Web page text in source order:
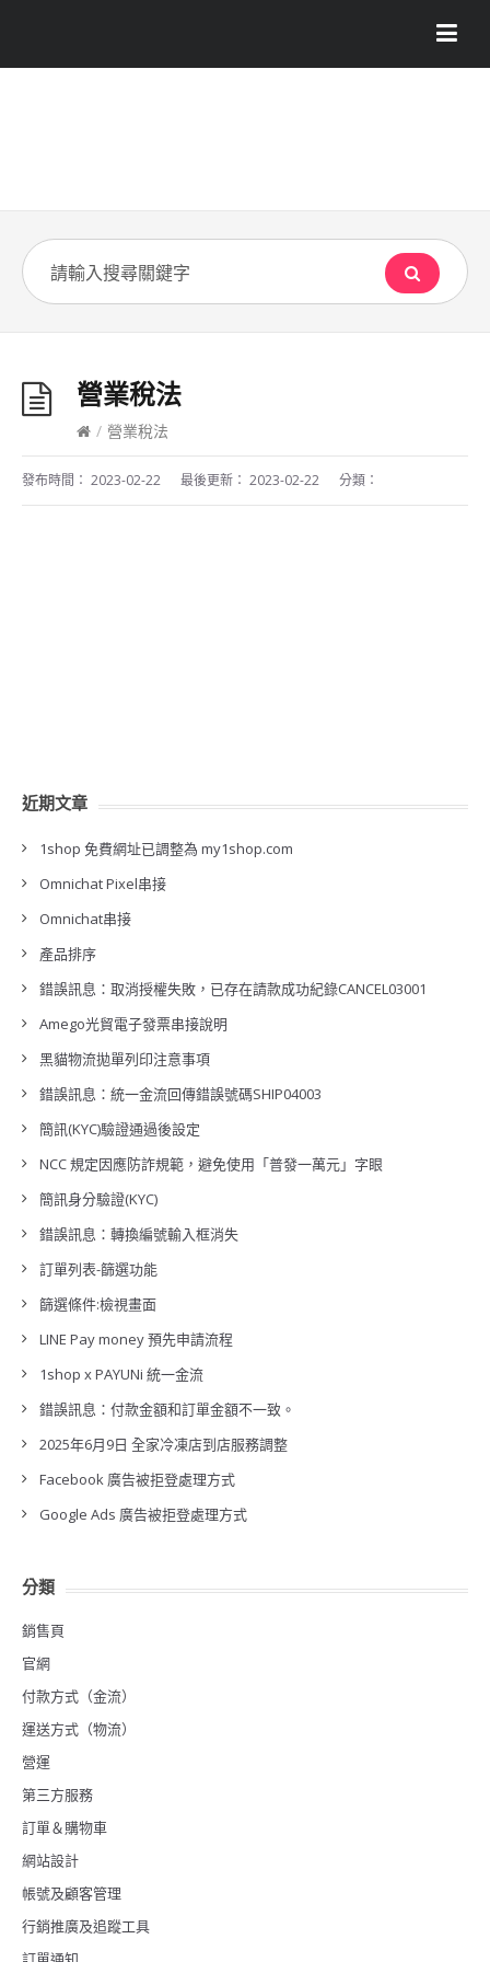
營業稅法
/ 營業稅法
發布時間： 2023-02-22 最後更新： 2023-02-22 分類：
近期文章
1shop 免費網址已調整為 my1shop.com
Omnichat Pixel串接
Omnichat串接
產品排序
錯誤訊息：取消授權失敗，已存在請款成功紀錄CANCEL03001
Amego光貿電子發票串接說明
黑貓物流拋單列印注意事項
錯誤訊息：統一金流回傳錯誤號碼SHIP04003
簡訊(KYC)驗證通過後設定
NCC 規定因應防詐規範，避免使用「普發一萬元」字眼
簡訊身分驗證(KYC)
錯誤訊息：轉換編號輸入框消失
訂單列表-篩選功能
篩選條件:檢視畫面
LINE Pay money 預先申請流程
1shop x PAYUNi 統一金流
錯誤訊息：付款金額和訂單金額不一致。
2025年6月9日 全家冷凍店到店服務調整
Facebook 廣告被拒登處理方式
Google Ads 廣告被拒登處理方式
分類
銷售頁
官網
付款方式（金流）
運送方式（物流）
營運
第三方服務
訂單＆購物車
網站設計
帳號及顧客管理
行銷推廣及追蹤工具